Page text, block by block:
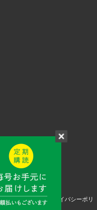
お問い合わせ
プライバシーポリ